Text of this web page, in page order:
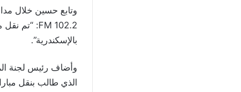
وتابع حسين خلال
102.2 FM: “تم نقل مباراة
بالإسكندرية”.
وأضاف رئيس لجنة
الذي طالب بنقل